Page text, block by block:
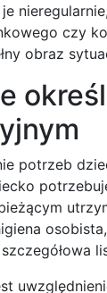
czy
obraz
potrzeb